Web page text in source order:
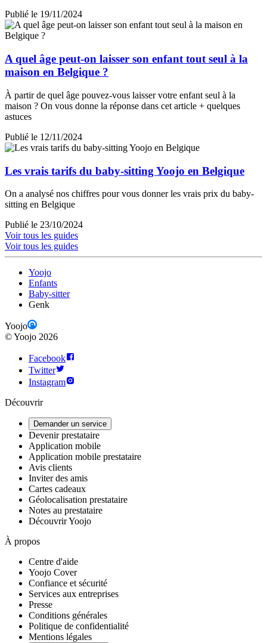
Publié le 19/11/2024
A quel âge peut-on laisser son enfant tout seul à la
maison en Belgique ?
À partir de quel âge pouvez-vous laisser votre enfant seul à la
maison ? On vous donne la réponse dans cet article + quelques
astuces
Publié le 12/11/2024
Les vrais tarifs du baby-sitting Yoojo en Belgique
On a analysé nos chiffres pour vous donner les vrais prix du baby-
sitting en Belgique
Publié le 23/10/2024
Voir tous les guides
Voir tous les guides
Yoojo
Enfants
Baby-sitter
Genk
Yoojo
©Yoojo 2026
Facebook
Twitter
Instagram
Découvrir
Demander un service
Devenir prestataire
Application mobile
Application mobile prestataire
Avis clients
Inviter des amis
Cartes cadeaux
Géolocalisation prestataire
Notes au prestataire
Découvrir Yoojo
À propos
Centre d'aide
Yoojo Cover
Confiance et sécurité
Services aux entreprises
Presse
Conditions générales
Politique de confidentialité
Mentions légales